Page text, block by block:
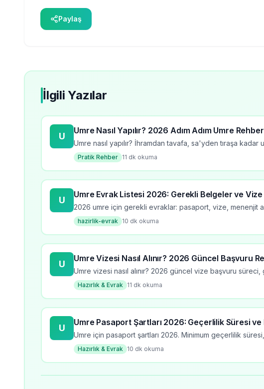
Paylaş
İlgili Yazılar
U
Umre Nasıl Yapılır? 2026 Adım Adım Umre
Umre nasıl yapılır? İhramdan tavafa, sa'yden tıraşa
Pratik Rehber 11 dk okuma
U
Umre Evrak Listesi 2026: Gerekli Belgeler ve
2026 umre için gerekli evraklar: pasaport, vize, menenjit
hazirlik-evrak 10 dk okuma
U
Umre Vizesi Nasıl Alınır? 2026 Güncel Başvuru
Umre vizesi nasıl alınır? 2026 güncel vize başvuru
Hazırlık & Evrak 11 dk okuma
U
Umre Pasaport Şartları 2026: Geçerlilik Süresi
Umre için pasaport şartları 2026. Minimum geçerlilik
Hazırlık & Evrak 10 dk okuma